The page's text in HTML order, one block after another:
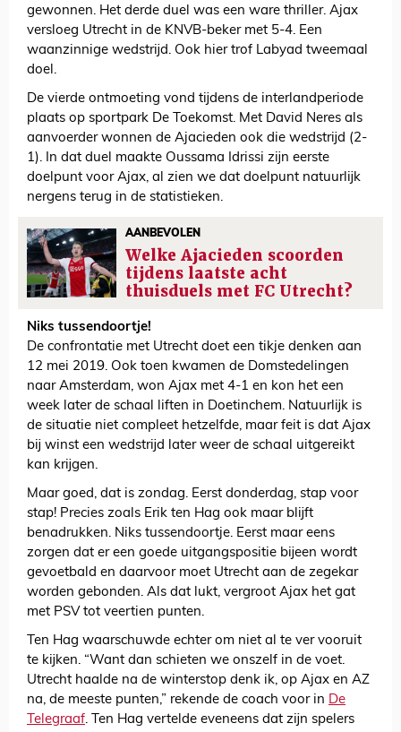
gewonnen. Het derde duel was een ware thriller. Ajax
versloeg Utrecht in de KNVB-beker met 5-4. Een
waanzinnige wedstrijd. Ook hier trof Labyad tweemaal
doel.
De vierde ontmoeting vond tijdens de interlandperiode
plaats op sportpark De Toekomst. Met David Neres als
aanvoerder wonnen de Ajacieden ook die wedstrijd (2-
1). In dat duel maakte Oussama Idrissi zijn eerste
doelpunt voor Ajax, al zien we dat doelpunt natuurlijk
nergens terug in de statistieken.
AANBEVOLEN
Welke Ajacieden scoorden
tijdens laatste acht
thuisduels met FC Utrecht?
Niks tussendoortje!
De confrontatie met Utrecht doet een tikje denken aan
12 mei 2019. Ook toen kwamen de Domstedelingen
naar Amsterdam, won Ajax met 4-1 en kon het een
week later de schaal liften in Doetinchem. Natuurlijk is
de situatie niet compleet hetzelfde, maar feit is dat Ajax
bij winst een wedstrijd later weer de schaal uitgereikt
kan krijgen.
Maar goed, dat is zondag. Eerst donderdag, stap voor
stap! Precies zoals Erik ten Hag ook maar blijft
benadrukken. Niks tussendoortje. Eerst maar eens
zorgen dat er een goede uitgangspositie bijeen wordt
gevoetbald en daarvoor moet Utrecht aan de zegekar
worden gebonden. Als dat lukt, vergroot Ajax het gat
met PSV tot veertien punten.
Ten Hag waarschuwde echter om niet al te ver vooruit
te kijken. “Want dan schieten we onszelf in de voet.
Utrecht haalde na de winterstop denk ik, op Ajax en AZ
na, de meeste punten,” rekende de coach voor in De
Telegraaf. Ten Hag vertelde eveneens dat zijn spelers